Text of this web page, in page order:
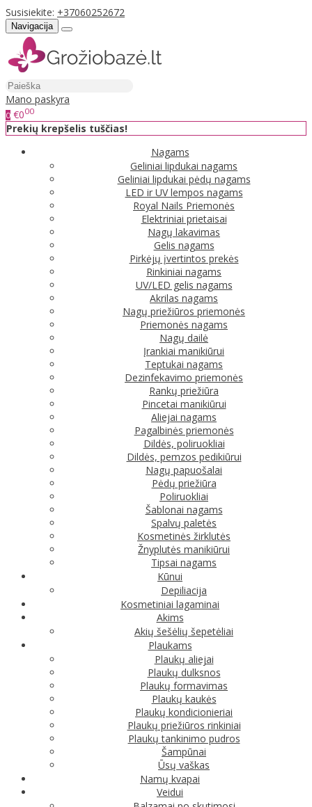
Susisiekite: +37060252672
Navigacija
Mano paskyra
0 €000
Prekių krepšelis tuščias!
Nagams
Geliniai lipdukai nagams
Geliniai lipdukai pėdų nagams
LED ir UV lempos nagams
Royal Nails Priemonės
Elektriniai prietaisai
Nagų lakavimas
Gelis nagams
Pirkėjų įvertintos prekės
Rinkiniai nagams
UV/LED gelis nagams
Akrilas nagams
Nagų priežiūros priemonės
Priemonės nagams
Nagų dailė
Įrankiai manikiūrui
Teptukai nagams
Dezinfekavimo priemonės
Rankų priežiūra
Pincetai manikiūrui
Aliejai nagams
Pagalbinės priemonės
Dildės, poliruokliai
Dildės, pemzos pedikiūrui
Nagų papuošalai
Pėdų priežiūra
Poliruokliai
Šablonai nagams
Spalvų paletės
Kosmetinės žirklutės
Žnyplutės manikiūrui
Tipsai nagams
Kūnui
Depiliacija
Kosmetiniai lagaminai
Akims
Akių šešėlių šepetėliai
Plaukams
Plaukų aliejai
Plaukų dulksnos
Plaukų formavimas
Plaukų kaukės
Plaukų kondicionieriai
Plaukų priežiūros rinkiniai
Plaukų tankinimo pudros
Šampūnai
Ūsų vaškas
Namų kvapai
Veidui